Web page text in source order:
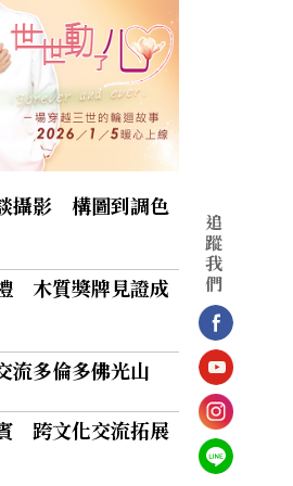
物，並感受生活與
去、未來不同的時
境，除一窺深海生
氛圍當中。「水產
技將水產品走入我
的目標。 ●海
角呈現台灣島嶼
的蚵女、牽罟、鹽
撼劇場，聲光效果
攝影 構圖到調色
木質獎牌見證成
多倫多佛光山
跨文化交流拓展
追
蹤
我
們